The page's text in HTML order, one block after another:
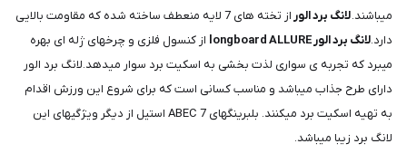
میباشند.لانگ برد الور
از تخته های 7 لایه منعطف ساخته شده که مقاومت بالایی
دارد.لانگ برد الور longboard ALLURE
از کنسول فلزی و چرخهای ژله ای بهره
میبرد که تجربه ی سواری لذت بخشی به اسکیت برد سوار میدهد.لانگ برد الور
دارای طرح جذاب میباشد و مناسب کسانی است که برای شروع این ورزش اقدام
به تهیه اسکیت برد میکنند. بلبرینگهای ABEC 7 استیل از دیگر ویژگیهای این
لانگ برد زیبا میباشد.